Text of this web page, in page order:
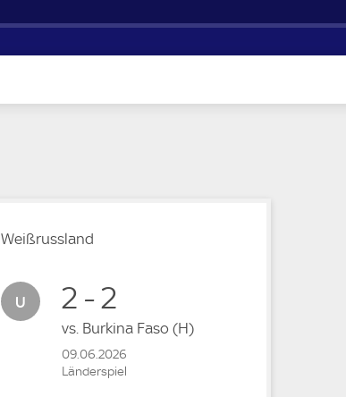
Weißrussland
2 - 2
vs. Burkina Faso (H)
09.06.2026
Länderspiel